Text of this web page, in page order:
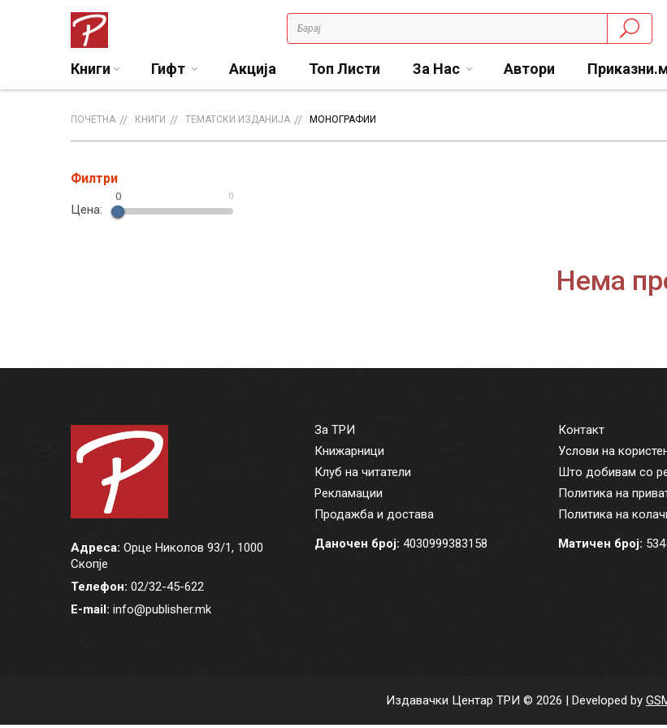
Книги Гифт Акција Топ Листи За Нас Автори
ПОЧЕТНА КНИГИ ТЕМАТСКИ ИЗДАНИЈА МОНОГРАФИИ
Филтри
Цена:
0
0
Нема
Адреса: Орце Николов 93/1, 1000
Скопје
Телефон: 02/32-45-622
E-mail: info@publisher.mk
За ТРИ
Книжарници
Клуб на читатели
Рекламации
Продажба и достава
Даночен број: 4030999383158
Контакт
Услови на
Што добивам со
Политика на
Политика на
Матичен број:
Издавачки Центар ТРИ © 2026 | Developed by